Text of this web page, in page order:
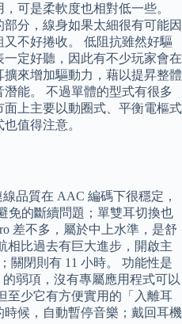
可是柔軟度也相對低一些。
分，線身如果太細很有可能因
不好捲收。 低阻抗雖然好驅
定好聽，因此有不少玩家會在
來增加驅動力，藉以提昇整體
能。 不過單體的型式有很多
上主要以動圈式、平衡電樞式
值得注意。
品質在 AAC 編碼下很穩定，
免的斷續問題；單雙耳切換也
差不多，屬於中上水準，是舒
相比過去有巨大進步，開啟主
關閉則有 11 小時。 功能性是
弱項，沒有專屬應用程式可以
至少它有方便實用的「入離耳
候，自動暫停音樂；戴回耳機